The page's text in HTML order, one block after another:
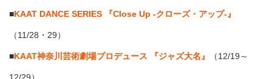
■KAAT DANCE SERIES 『Close Up -クローズ・アップ-』
（11/28・29）
■KAAT神奈川芸術劇場プロデュース 『ジャズ大名』 （12/19～